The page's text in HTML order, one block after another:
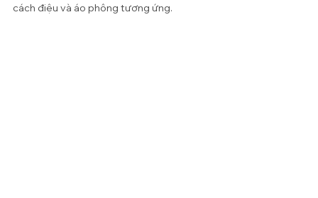
cách điệu và áo phông tương ứng.